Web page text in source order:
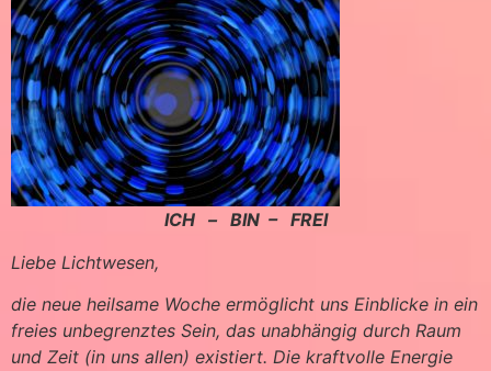
ICH – BIN – FREI
Liebe Lichtwesen,
die neue heilsame Woche ermöglicht uns Einblicke in ein
freies unbegrenztes Sein, das unabhängig durch Raum
und Zeit (in uns allen) existiert. Die kraftvolle Energie